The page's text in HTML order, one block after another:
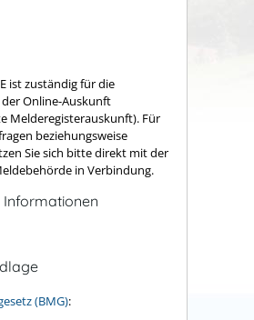
ist zuständig für die
Online-Auskunft
Melderegisterauskunft). Für
beziehungsweise
Sie sich bitte direkt mit der
in Verbindung.
(BMG):